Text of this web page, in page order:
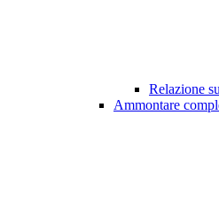
Relazione
Ammontare